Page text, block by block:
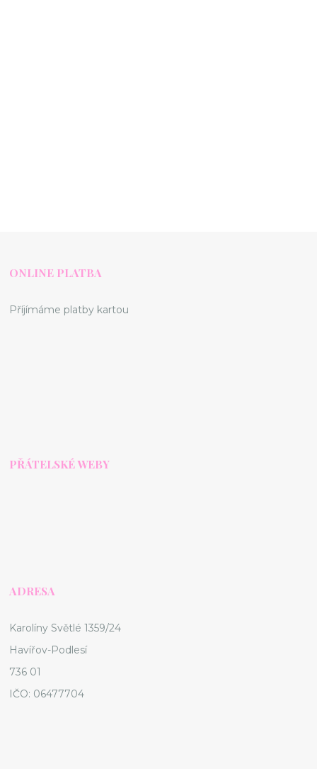
ONLINE PLATBA
Příjímáme platby kartou
PŘÁTELSKÉ WEBY
ADRESA
Karolíny Světlé 1359/24
Havířov-Podlesí
736 01
IČO: 06477704